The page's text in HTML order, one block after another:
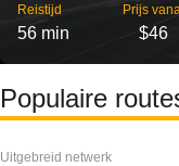
Reistijd
56 min
Prijs
$46
Populaire
Uitgebreid netwerk